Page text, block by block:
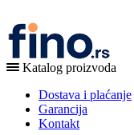
Katalog proizvoda
Dostava i plaćanje
Garancija
Kontakt